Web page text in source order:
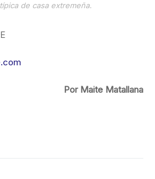
de casa extremeña.
Por Maite Matallana